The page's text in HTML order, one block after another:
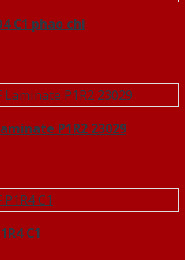
C1 phao chi
P1R2 23029
C1